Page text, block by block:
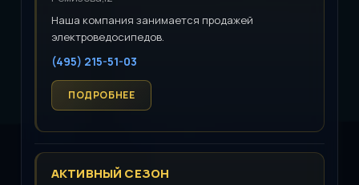
Наша компания занимается продажей
электроведосипедов.
(495) 215-51-03
АКТИВНЫЙ СЕЗОН